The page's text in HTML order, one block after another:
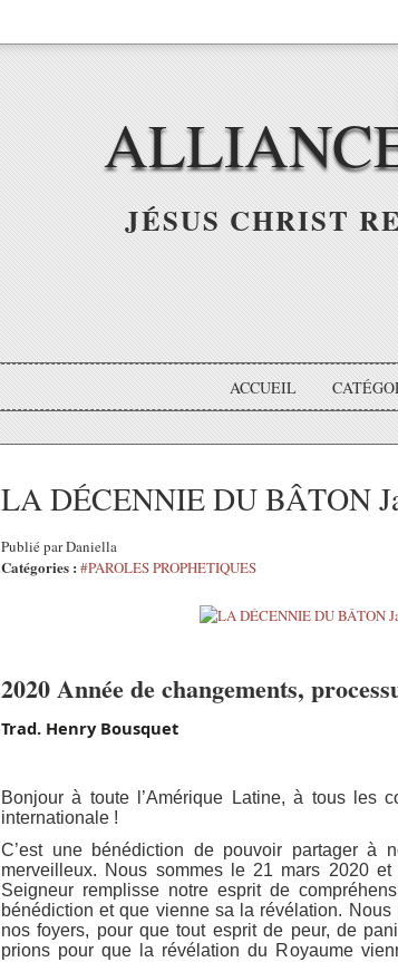
JÉSUS CHRIST
ACCUEIL
LA DÉCENNIE DU BÂTON
Publié par Daniella
Catégories : #PAROLES PROPHETIQUES
2020 Année de changements,
Trad. Henry Bousquet
Bonjour à toute l’Amérique Latine, à tous les
internationale !
C’est une bénédiction de pouvoir partager à
merveilleux. Nous sommes le 21 mars 2020
Seigneur remplisse notre esprit de
bénédiction et que vienne sa la révélation.
nos foyers, pour que tout esprit de peur, de
prions pour que la révélation du Royaume